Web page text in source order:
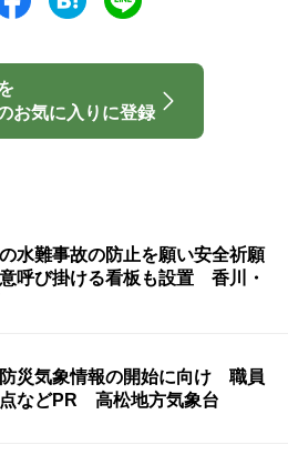
お気に入りに登録
水難事故の防止を願い安全祈願
呼び掛ける看板も設置 香川・
災気象情報の開始に向け 職員
などPR 高松地方気象台